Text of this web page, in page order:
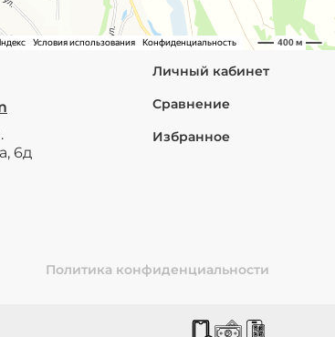
6д
Личный кабинет
Сравнение
Избранное
Политика конфиденциальности